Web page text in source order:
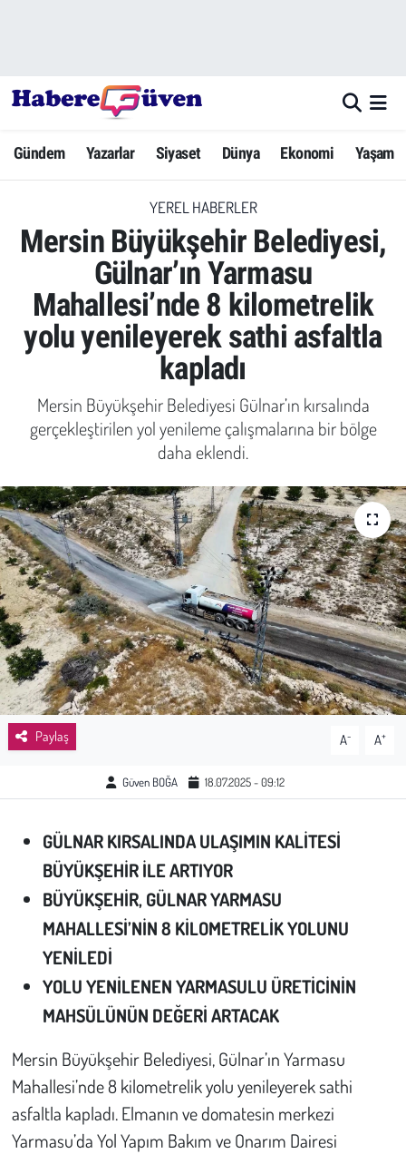
Gündem Yazarlar Siyaset Dünya Ekonomi Yaşam
YEREL HABERLER
Mersin Büyükşehir Belediyesi,
Gülnar’ın Yarmasu
Mahallesi’nde 8 kilometrelik
yolu yenileyerek sathi asfaltla
kapladı
Mersin Büyükşehir Belediyesi Gülnar’ın kırsalında
gerçekleştirilen yol yenileme çalışmalarına bir bölge
daha eklendi.
Paylaş A- A+
Güven BOĞA 18.07.2025 - 09:12
GÜLNAR KIRSALINDA ULAŞIMIN KALİTESİ
BÜYÜKŞEHİR İLE ARTIYOR
BÜYÜKŞEHİR, GÜLNAR YARMASU
MAHALLESİ’NİN 8 KİLOMETRELİK YOLUNU
YENİLEDİ
YOLU YENİLENEN YARMASULU ÜRETİCİNİN
MAHSÜLÜNÜN DEĞERİ ARTACAK
Mersin Büyükşehir Belediyesi, Gülnar’ın Yarmasu
Mahallesi’nde 8 kilometrelik yolu yenileyerek sathi
asfaltla kapladı. Elmanın ve domatesin merkezi
Yarmasu’da Yol Yapım Bakım ve Onarım Dairesi
Yazarlar
Dünya
Ekonomi
Yaşam
Yerel Haberler
Sağlık
Kadın
Emek
Spor
Çocuk
Kültür Sanat
Bilim - Teknoloji
Galeri
Günün İçinden
Vefat İlanları
Hukuk
Tarım
Hava Durumu
Trafik Durumu
Süper Lig Puan Durumu ve Fikstür
Tüm Manşetler
Son Dakika Haberleri
Haber Arşivi